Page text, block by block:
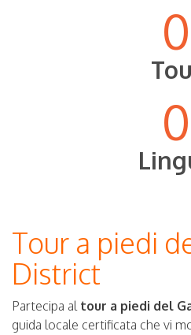
0
0
Tour a piedi
District
Partecipa altour a piedi del
guida locale certificata che vi